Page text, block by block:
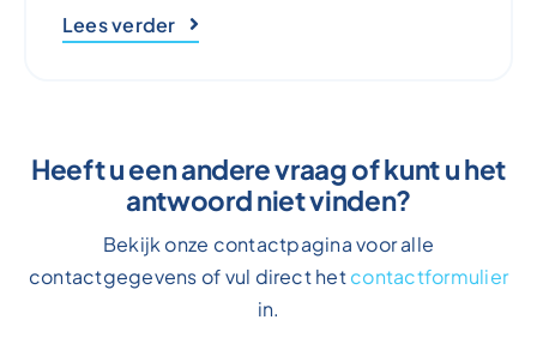
Lees verder
Heeft u een andere vraag of kunt u het
antwoord niet vinden?
Bekijk onze contactpagina voor alle
contactgegevens of vul direct hetcontactformulier
in.